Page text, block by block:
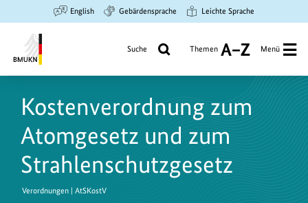
Hauptinhalt
springen
Suche
springen
Hauptnavigation
springen
English Gebärdensprache Leichte Sprache
Umwelt,
Naturschutz
und
nukleare
Sicherheit
Suche Themen
A
Z
Menü
Kostenverordnung zum
Atomgesetz und zum
Strahlenschutzgesetz
Verordnungen | AtSKostV